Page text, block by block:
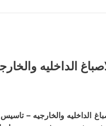
الداخليه
الداخليه والخارجيه –